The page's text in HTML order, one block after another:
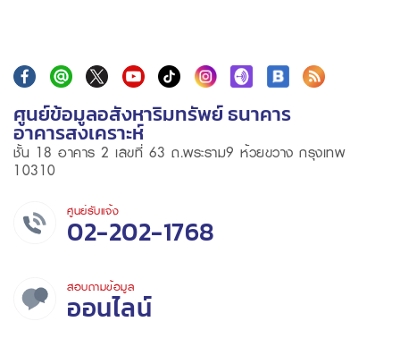
ศูนย์ข้อมูลอสังหาริมทรัพย์ ธนาคาร
อาคารสงเคราะห์
ชั้น 18 อาคาร 2 เลขที่ 63 ถ.พระราม9 ห้วยขวาง กรุงเทพ
10310
ศูนย์รับแจ้ง
02-202-1768
สอบถามข้อมูล
ออนไลน์